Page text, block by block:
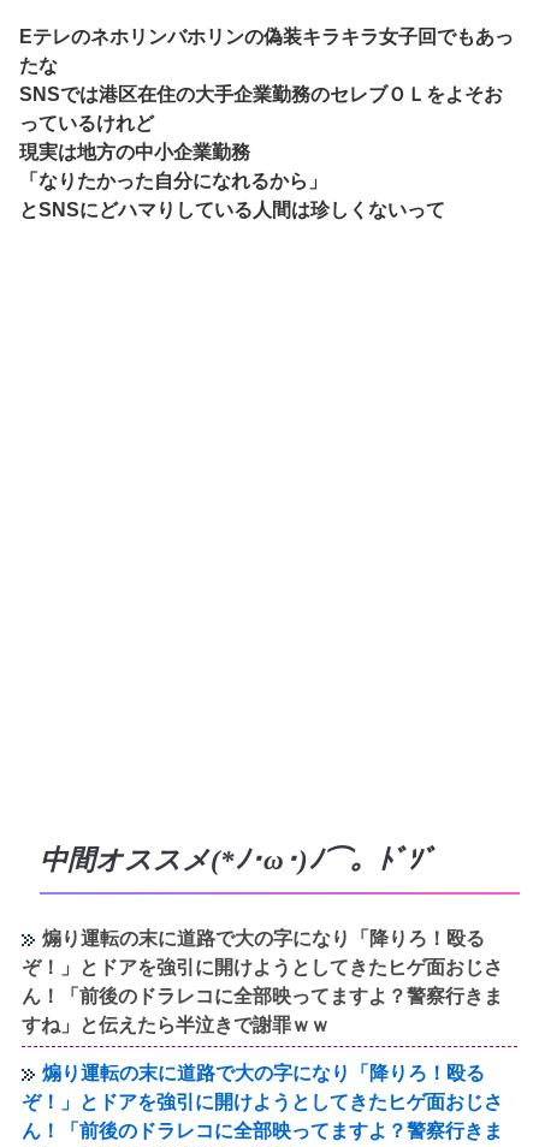
Eテレのネホリンバホリンの偽装キラキラ女子回でもあっ
たな
SNSでは港区在住の大手企業勤務のセレブＯＬをよそお
っているけれど
現実は地方の中小企業勤務
「なりたかった自分になれるから」
とSNSにどハマりしている人間は珍しくないって
中間オススメ(*ﾉ･ω･)ﾉ⌒。ﾄﾞｿﾞ
煽り運転の末に道路で大の字になり「降りろ！殴る
ぞ！」とドアを強引に開けようとしてきたヒゲ面おじさ
ん！「前後のドラレコに全部映ってますよ？警察行きま
すね」と伝えたら半泣きで謝罪ｗｗ
煽り運転の末に道路で大の字になり「降りろ！殴る
ぞ！」とドアを強引に開けようとしてきたヒゲ面おじさ
ん！「前後のドラレコに全部映ってますよ？警察行きま